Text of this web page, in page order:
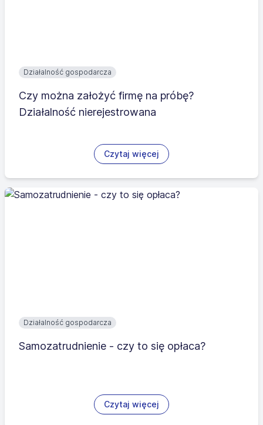
Działalność gospodarcza
Czy można założyć firmę na próbę?
Działalność nierejestrowana
Czytaj więcej
Działalność gospodarcza
Samozatrudnienie - czy to się opłaca?
Czytaj więcej